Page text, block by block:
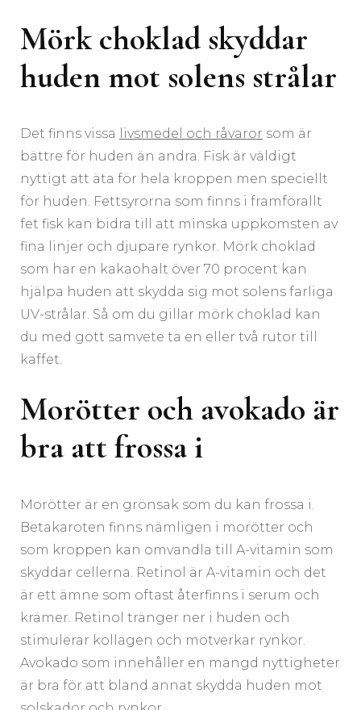
Mörk choklad skyddar
huden mot solens strålar
Det finns vissa livsmedel och råvaror som är
bättre för huden än andra. Fisk är väldigt
nyttigt att äta för hela kroppen men speciellt
för huden. Fettsyrorna som finns i framförallt
fet fisk kan bidra till att minska uppkomsten av
fina linjer och djupare rynkor. Mörk choklad
som har en kakaohalt över 70 procent kan
hjälpa huden att skydda sig mot solens farliga
UV-strålar. Så om du gillar mörk choklad kan
du med gott samvete ta en eller två rutor till
kaffet.
Morötter och avokado är
bra att frossa i
Morötter är en grönsak som du kan frossa i.
Betakaroten finns nämligen i morötter och
som kroppen kan omvandla till A-vitamin som
skyddar cellerna. Retinol är A-vitamin och det
är ett ämne som oftast återfinns i serum och
krämer. Retinol tränger ner i huden och
stimulerar kollagen och motverkar rynkor.
Avokado som innehåller en mängd nyttigheter
är bra för att bland annat skydda huden mot